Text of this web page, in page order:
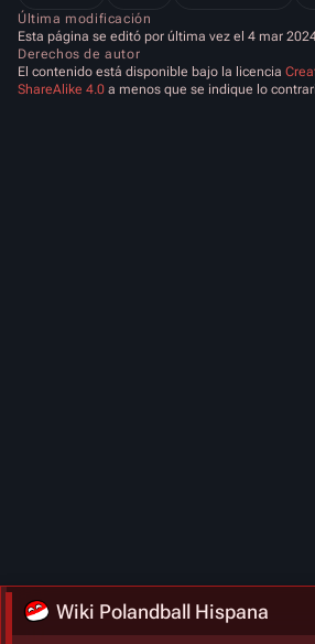
Wiki Polandball Hispana
Última modificación
Esta página se editó por última vez el 4 mar
Derechos de autor
El contenido está disponible bajo la licencia
ShareAlike 4.0 a menos que se indique lo